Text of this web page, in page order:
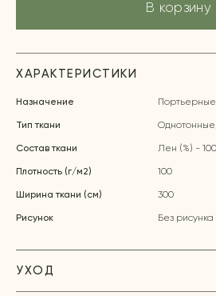
В корзину
ХАРАКТЕРИСТИКИ
Назначение Портьерные
Тип ткани
Состав ткани Лен (%) - 100
Плотность (г/м2) 100
Ширина ткани (см) 300
Рисунок Без рисунка
УХОД